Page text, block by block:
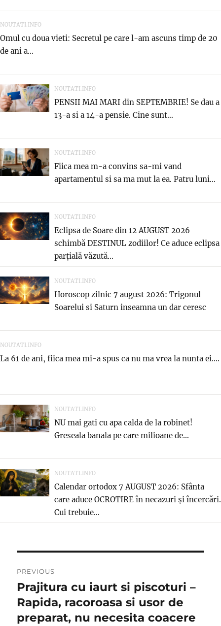
NOUTATI.INFO
Omul cu doua vieti: Secretul pe care l-am ascuns timp de 20
de ani a...
NOUTATI.INFO
PENSII MAI MARI din SEPTEMBRIE! Se dau a
13-a si a 14-a pensie. Cine sunt...
NOUTATI.INFO
Fiica mea m-a convins sa-mi vand
apartamentul si sa ma mut la ea. Patru luni...
NOUTATI.INFO
Eclipsa de Soare din 12 AUGUST 2026
schimbă DESTINUL zodiilor! Ce aduce eclipsa
parțială văzută...
NOUTATI.INFO
Horoscop zilnic 7 august 2026: Trigonul
Soarelui si Saturn inseamna un dar ceresc
NOUTATI.INFO
La 61 de ani, fiica mea mi-a spus ca nu ma vrea la nunta ei....
NOUTATI.INFO
NU mai gati cu apa calda de la robinet!
Greseala banala pe care milioane de...
NOUTATI.INFO
Calendar ortodox 7 AUGUST 2026: Sfânta
care aduce OCROTIRE în necazuri și încercări.
Cui trebuie...
navigation
PREVIOUS
Previous
post:
Prajitura cu iaurt si piscoturi –
Rapida, racoroasa si usor de
preparat, nu necesita coacere